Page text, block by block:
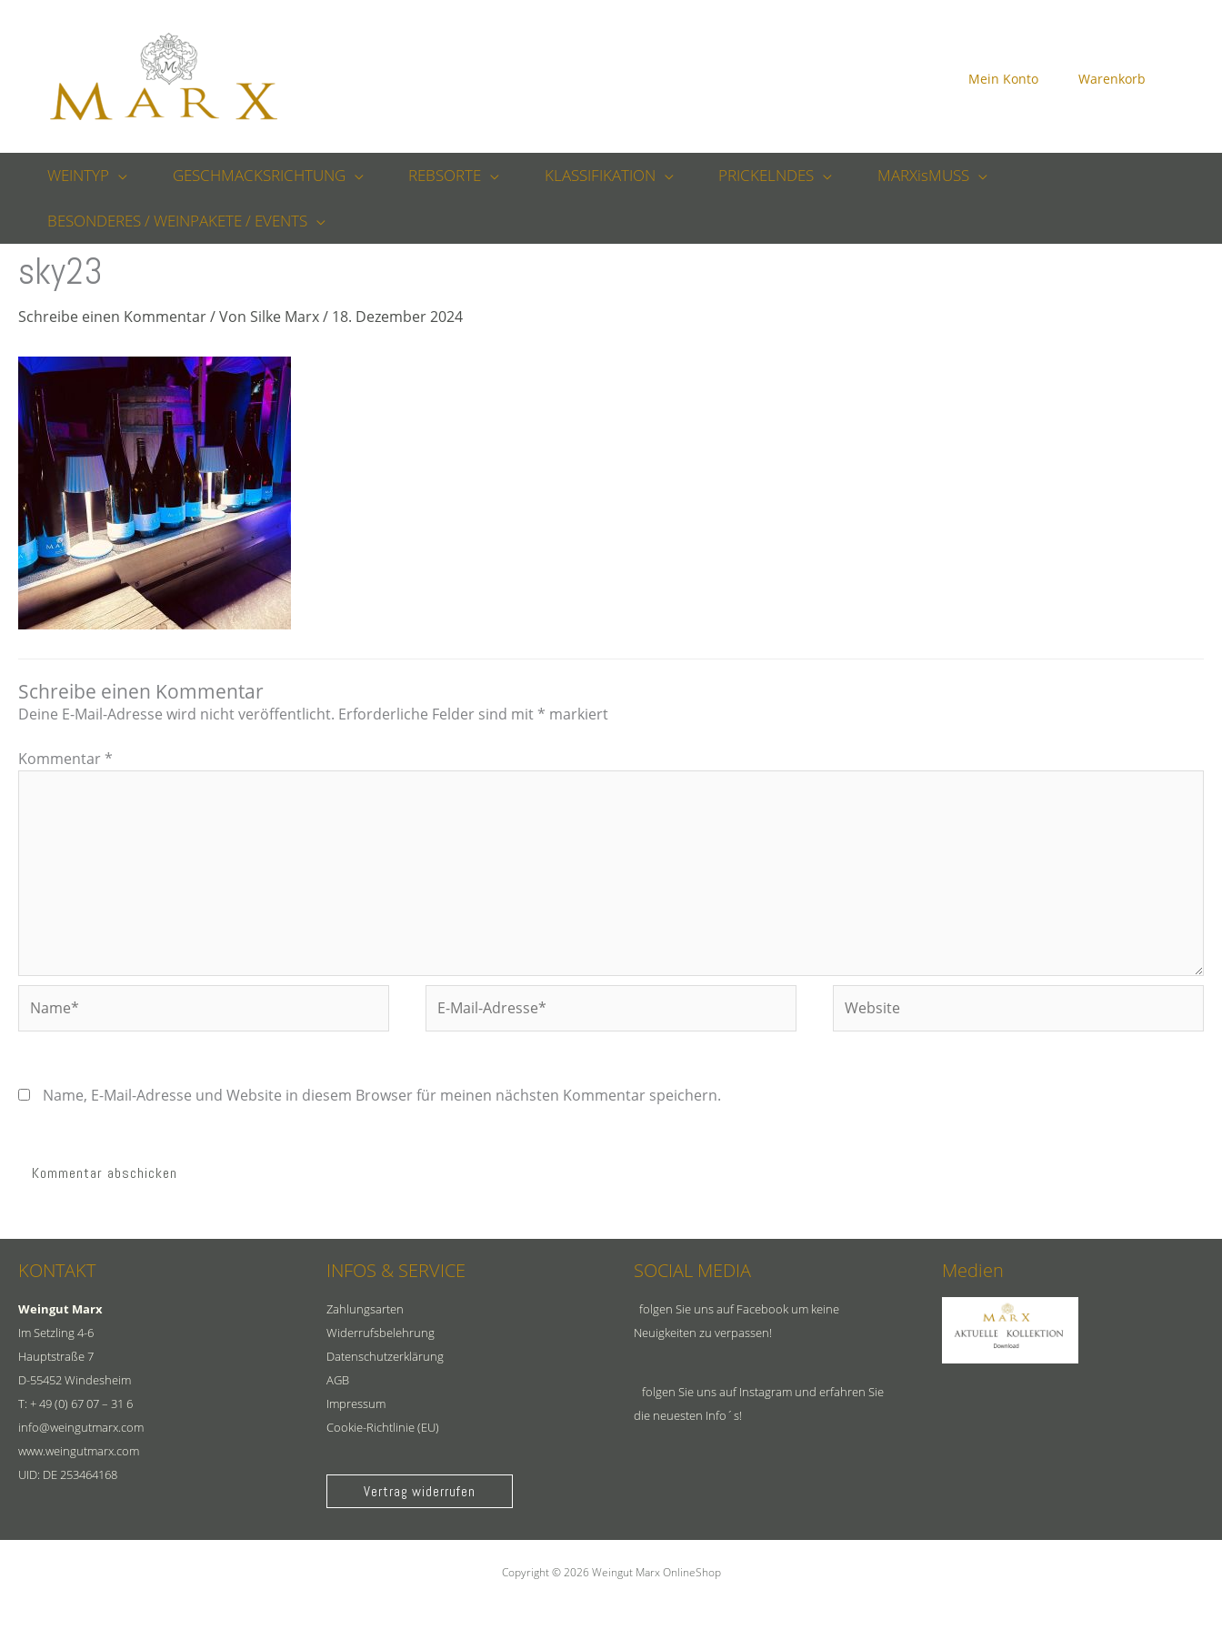
Mein Konto Warenkorb
WEINTYP GESCHMACKSRICHTUNG REBSORTE KLASSIFIKATION PRICKELNDES MARXisMUSS
BESONDERES / WEINPAKETE / EVENTS
sky23
Schreibe einen Kommentar/ Von Silke Marx/ 18. Dezember 2024
Schreibe einen Kommentar
Deine E-Mail-Adresse wird nicht veröffentlicht. Erforderliche Felder sind mit * markiert
Kommentar *
Mail-
Name, E-Mail-Adresse und Website in diesem Browser für meinen nächsten Kommentar speichern.
KONTAKT
Weingut Marx
Im Setzling 4-6
Hauptstraße 7
D-55452 Windesheim
T: + 49 (0) 67 07 – 31 6
info@weingutmarx.com
www.weingutmarx.com
UID: DE 253464168
INFOS & SERVICE
Zahlungsarten
Widerrufsbelehrung
Datenschutzerklärung
AGB
Impressum
Cookie-Richtlinie (EU)
Vertrag widerrufen
SOCIAL MEDIA
folgen Sie uns auf Facebook um keine
Neuigkeiten zu verpassen!
folgen Sie uns auf Instagram und erfahren Sie
die neuesten Info´s!
Medien
Copyright © 2026 Weingut Marx OnlineShop